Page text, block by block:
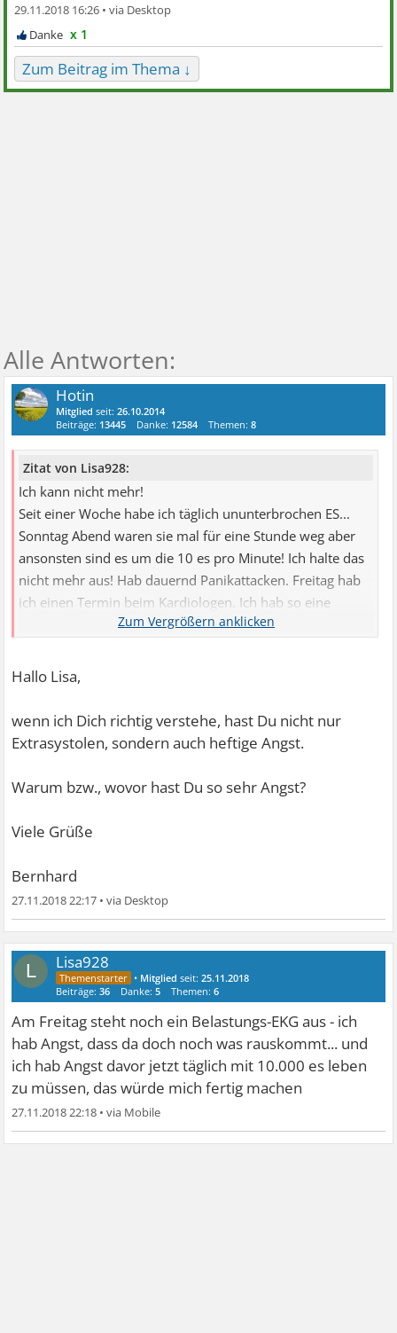
29.11.2018 16:26 •
x 1
Zum Beitrag im Thema ↓
Hotin
Mitglied seit:26.10.2014
Beiträge: 13445 Danke: 12584 Themen:8
Zitat von Lisa928:
Ich kann nicht mehr!
Seit einer Woche habe ich täglich ununterbrochen ES...
Sonntag Abend waren sie mal für eine Stunde weg aber
ansonsten sind es um die 10 es pro Minute! Ich halte das
nicht mehr aus! Hab dauernd Panikattacken. Freitag hab
ich einen Termin beim Kardiologen. Ich hab so eine
wahnsinnige Angst
Hallo Lisa,
wenn ich Dich richtig verstehe, hast Du nicht nur
Extrasystolen, sondern auch heftige Angst.
Warum bzw., wovor hast Du so sehr Angst?
Viele Grüße
Bernhard
27.11.2018 22:17 •
L Lisa928
• Mitglied seit:25.11.2018
Beiträge:36 Danke:5 Themen:6
Am Freitag steht noch ein Belastungs-EKG aus - ich
hab Angst, dass da doch noch was rauskommt... und
ich hab Angst davor jetzt täglich mit 10.000 es leben
zu müssen, das würde mich fertig machen
27.11.2018 22:18 •